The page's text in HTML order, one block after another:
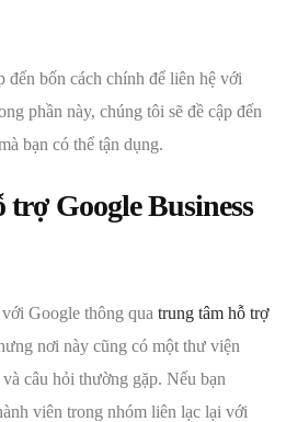
đến bốn cách chính để liên hệ với
phần này, chúng tôi sẽ đề cập đến
bạn có thể tận dụng.
trợ Google Business
Google thông qua trung tâm hỗ trợ
nơi này cũng có một thư viện
câu hỏi thường gặp. Nếu bạn
viên trong nhóm liên lạc lại với